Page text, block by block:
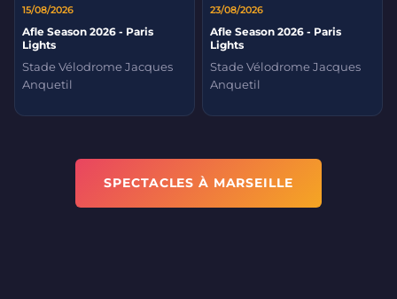
15/08/2026
Afle Season 2026 - Paris
Lights
Stade Vélodrome Jacques
Anquetil
23/08/2026
Afle Season 2026 - Paris
Lights
Stade Vélodrome Jacques
Anquetil
SPECTACLES À MARSEILLE